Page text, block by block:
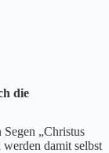
die
„Christus
damit selbst